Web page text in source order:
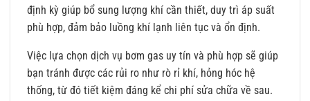
định kỳ giúp bổ sung lượng khí cần thiết, duy trì áp suất
phù hợp, đảm bảo luồng khí lạnh liên tục và ổn định.
Việc lựa chọn dịch vụ bơm gas uy tín và phù hợp sẽ giúp
bạn tránh được các rủi ro như rò rỉ khí, hỏng hóc hệ
thống, từ đó tiết kiệm đáng kể chi phí sửa chữa về sau.